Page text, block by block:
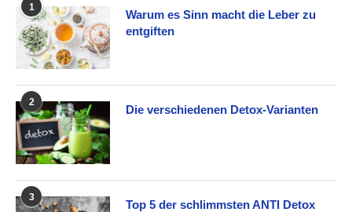
1
Warum es Sinn macht die Leber zu
entgiften
2
Die verschiedenen Detox-Varianten
3
Top 5 der schlimmsten ANTI Detox